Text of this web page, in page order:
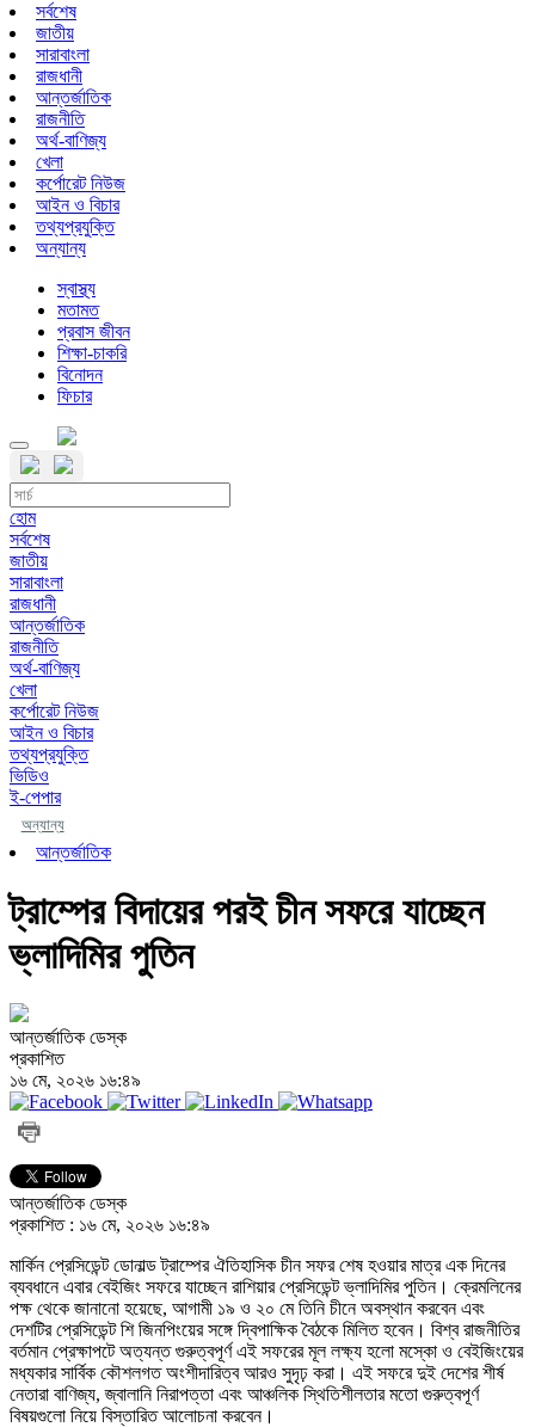
সর্বশেষ
জাতীয়
সারাবাংলা
রাজধানী
আন্তর্জাতিক
রাজনীতি
অর্থ-বাণিজ্য
খেলা
কর্পোরেট নিউজ
আইন ও বিচার
তথ্যপ্রযুক্তি
অন্যান্য
স্বাস্থ্য
মতামত
প্রবাস জীবন
শিক্ষা-চাকরি
বিনোদন
ফিচার
হোম
সর্বশেষ
জাতীয়
সারাবাংলা
রাজধানী
আন্তর্জাতিক
রাজনীতি
অর্থ-বাণিজ্য
খেলা
কর্পোরেট নিউজ
আইন ও বিচার
তথ্যপ্রযুক্তি
ভিডিও
ই-পেপার
অন্যান্য
আন্তর্জাতিক
ট্রাম্পের বিদায়ের পরই চীন সফরে যাচ্ছেন
ভ্লাদিমির পুতিন
আন্তর্জাতিক ডেস্ক
প্রকাশিত
১৬ মে, ২০২৬ ১৬:৪৯
আন্তর্জাতিক ডেস্ক
প্রকাশিত : ১৬ মে, ২০২৬ ১৬:৪৯
মার্কিন প্রেসিডেন্ট ডোনাল্ড ট্রাম্পের ঐতিহাসিক চীন সফর শেষ হওয়ার মাত্র এক দিনের
ব্যবধানে এবার বেইজিং সফরে যাচ্ছেন রাশিয়ার প্রেসিডেন্ট ভ্লাদিমির পুতিন। ক্রেমলিনের
পক্ষ থেকে জানানো হয়েছে, আগামী ১৯ ও ২০ মে তিনি চীনে অবস্থান করবেন এবং
দেশটির প্রেসিডেন্ট শি জিনপিংয়ের সঙ্গে দ্বিপাক্ষিক বৈঠকে মিলিত হবেন। বিশ্ব রাজনীতির
বর্তমান প্রেক্ষাপটে অত্যন্ত গুরুত্বপূর্ণ এই সফরের মূল লক্ষ্য হলো মস্কো ও বেইজিংয়ের
মধ্যকার সার্বিক কৌশলগত অংশীদারিত্ব আরও সুদৃঢ় করা। এই সফরে দুই দেশের শীর্ষ
নেতারা বাণিজ্য, জ্বালানি নিরাপত্তা এবং আঞ্চলিক স্থিতিশীলতার মতো গুরুত্বপূর্ণ
বিষয়গুলো নিয়ে বিস্তারিত আলোচনা করবেন।